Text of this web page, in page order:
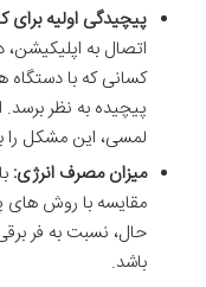
پیچیدگی اولیه برای
اتصال به اپلیکیشن،
کسانی که با دستگاه
پیچیده به نظر برسد.
لمسی، این مشکل را
میزان مصرف انرژی:
مقایسه با روش های
حال، نسبت به فر
باشد.